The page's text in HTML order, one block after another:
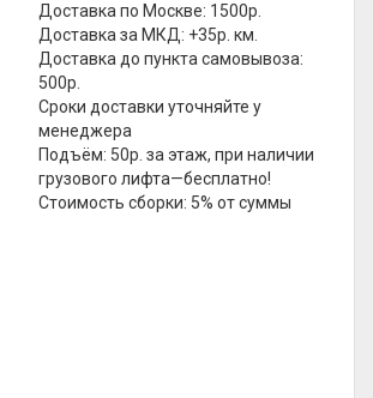
Доставка по Москве: 1500р.
Доставка за МКД: +35р. км.
Доставка до пункта самовывоза:
500р.
Сроки доставки уточняйте у
менеджера
Подъём: 50р. за этаж, при наличии
грузового лифта—бесплатно!
Стоимость сборки: 5% от суммы